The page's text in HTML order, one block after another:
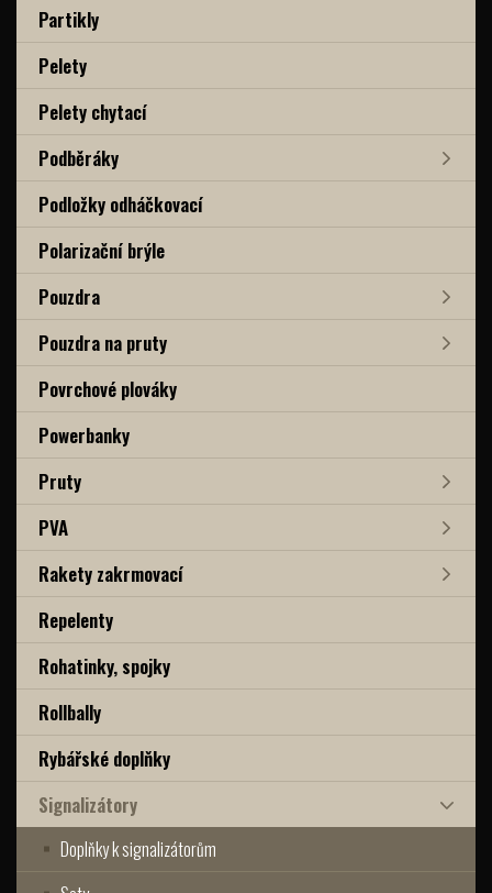
Partikly
Pelety
Pelety chytací
Podběráky
Podložky odháčkovací
Polarizační brýle
Pouzdra
Pouzdra na pruty
Povrchové plováky
Powerbanky
Pruty
PVA
Rakety zakrmovací
Repelenty
Rohatinky, spojky
Rollbally
Rybářské doplňky
Signalizátory
Doplňky k signalizátorům